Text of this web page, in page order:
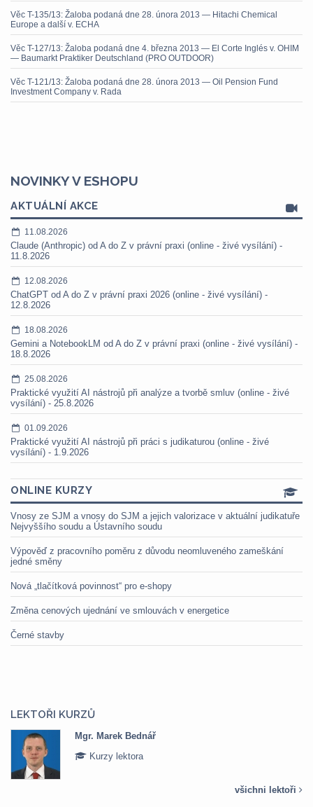
Věc T-135/13: Žaloba podaná dne 28. února 2013 — Hitachi Chemical
Europe a další v. ECHA
Věc T-127/13: Žaloba podaná dne 4. března 2013 — El Corte Inglés v. OHIM
— Baumarkt Praktiker Deutschland (PRO OUTDOOR)
Věc T-121/13: Žaloba podaná dne 28. února 2013 — Oil Pension Fund
Investment Company v. Rada
NOVINKY V ESHOPU
AKTUÁLNÍ AKCE
11.08.2026
Claude (Anthropic) od A do Z v právní praxi (online - živé vysílání) -
11.8.2026
12.08.2026
ChatGPT od A do Z v právní praxi 2026 (online - živé vysílání) -
12.8.2026
18.08.2026
Gemini a NotebookLM od A do Z v právní praxi (online - živé vysílání) -
18.8.2026
25.08.2026
Praktické využití AI nástrojů při analýze a tvorbě smluv (online - živé
vysílání) - 25.8.2026
01.09.2026
Praktické využití AI nástrojů při práci s judikaturou (online - živé
vysílání) - 1.9.2026
ONLINE KURZY
Vnosy ze SJM a vnosy do SJM a jejich valorizace v aktuální judikatuře
Nejvyššího soudu a Ústavního soudu
Výpověď z pracovního poměru z důvodu neomluveného zameškání
jedné směny
Nová „tlačítková povinnost“ pro e-shopy
Změna cenových ujednání ve smlouvách v energetice
Černé stavby
LEKTOŘI KURZŮ
Mgr. Marek Bednář
Kurzy lektora
všichni lektoři